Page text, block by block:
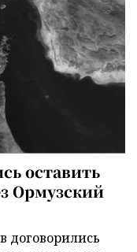
оставить
Ормузский
договорились